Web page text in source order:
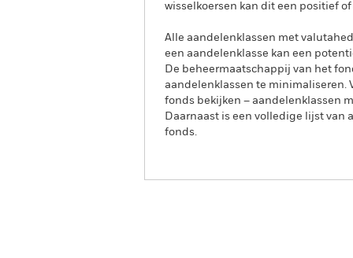
wisselkoersen kan dit een positief
Alle aandelenklassen met
een aandelenklasse kan een
De beheermaatschappij van het
aandelenklassen te minimaliseren.
fonds bekijken – aandelenklassen
Daarnaast is een volledige lijst
fonds.